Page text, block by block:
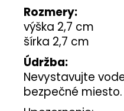
Rozmery:
výška 2,7 cm
šírka 2,7 cm
Údržba:
Nevystavujte
bezpečné miesto.